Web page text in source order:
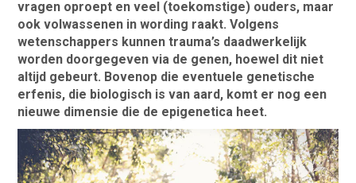
vragen oproept en veel (toekomstige) ouders, maar
ook volwassenen in wording raakt.Volgens
wetenschappers kunnen trauma’s daadwerkelijk
worden doorgegeven via de genen, hoewel dit niet
altijd gebeurt. Bovenop die eventuele genetische
erfenis, die biologisch is van aard, komt er nog een
nieuwe dimensie die de epigenetica heet.